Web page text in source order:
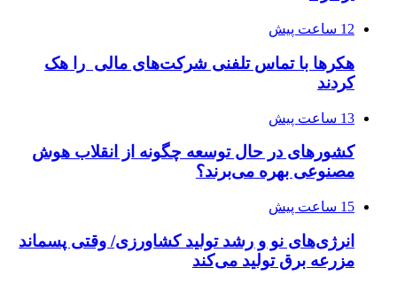
12 ساعت پیش
هکرها با تماس تلفنی شرکت‌های مالی را هک
کردند
13 ساعت پیش
کشورهای در حال توسعه چگونه از انقلاب هوش
مصنوعی بهره می‌برند؟
15 ساعت پیش
انرژی‌های نو و رشد تولید کشاورزی/ وقتی پسماند
مزرعه‌ برق تولید می‌کند